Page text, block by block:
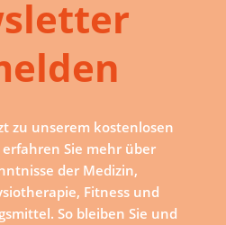
zu unserem kostenlosen
Sie mehr über
der Medizin,
Fitness und
So bleiben Sie und